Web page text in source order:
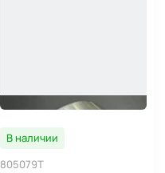
В наличии
805079T